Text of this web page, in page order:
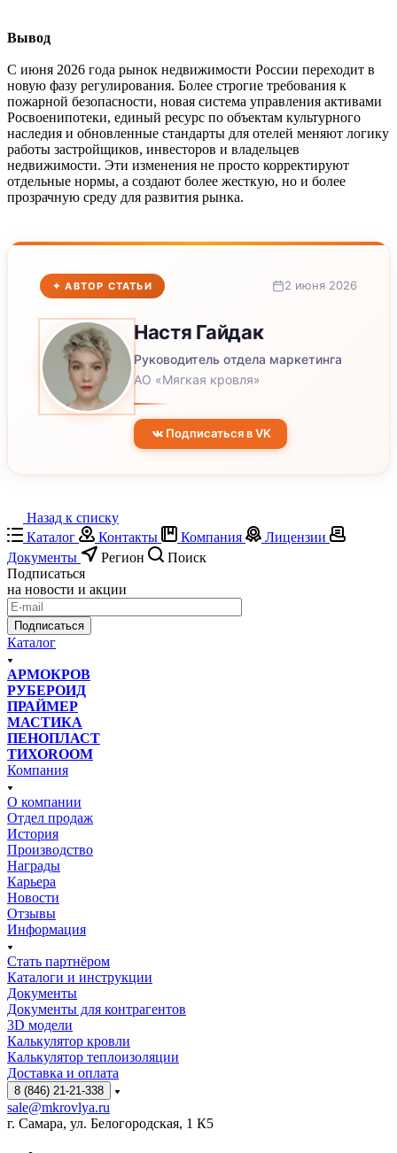
Вывод
С июня 2026 года рынок недвижимости России переходит в
новую фазу регулирования. Более строгие требования к
пожарной безопасности, новая система управления активами
Росвоенипотеки, единый ресурс по объектам культурного
наследия и обновленные стандарты для отелей меняют логику
работы застройщиков, инвесторов и владельцев
недвижимости. Эти изменения не просто корректируют
отдельные нормы, а создают более жесткую, но и более
прозрачную среду для развития рынка.
✦ АВТОР СТАТЬИ 2 июня 2026
Настя Гайдак
Руководитель отдела маркетинга
АО «Мягкая кровля»
Подписаться в VK
Назад к списку
Каталог
Контакты Компания
Лицензии
Документы
Регион
Поиск
Подписаться
на новости и акции
Подписаться
Каталог
АРМОКРОВ
РУБЕРОИД
ПРАЙМЕР
МАСТИКА
ПЕНОПЛАСТ
ТИХОROOM
Компания
О компании
Отдел продаж
История
Производство
Награды
Карьера
Новости
Отзывы
Информация
Стать партнёром
Каталоги и инструкции
Документы
Документы для контрагентов
3D модели
Калькулятор кровли
Калькулятор теплоизоляции
Доставка и оплата
8 (846) 21-21-338
sale@mkrovlya.ru
г. Самара, ул. Белогородская, 1 К5